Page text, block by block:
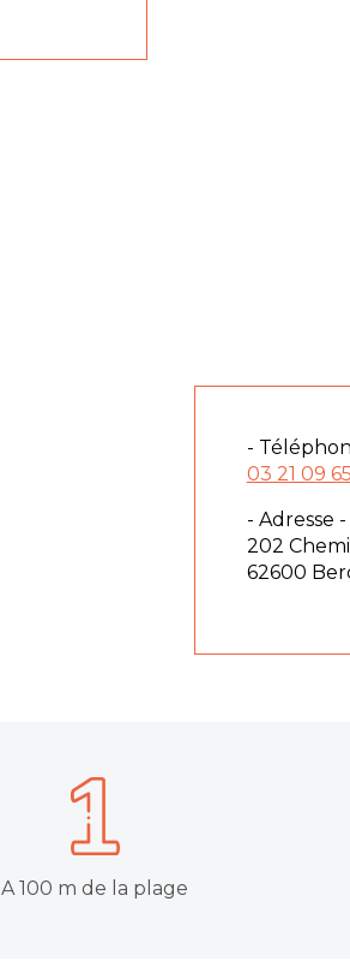
A 100 m de la plage
-
03 21 09
- Adresse -
202
62600